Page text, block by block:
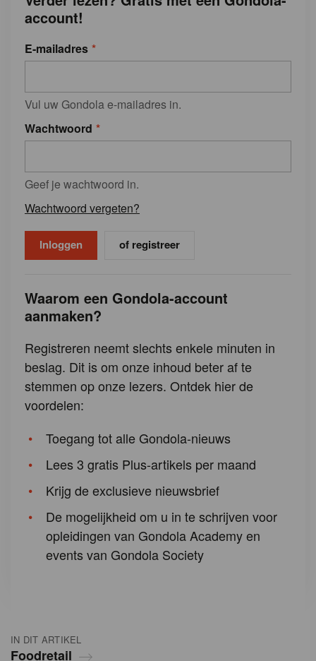
IN DIT ARTIKEL
Foodretail
account!
E-mailadres
Vul uw Gondola e-mailadres in.
Wachtwoord
Geef je wachtwoord in.
Wachtwoord vergeten?
of registreer
Waarom een Gondola-account
aanmaken?
Registreren neemt slechts enkele minuten in
beslag. Dit is om onze inhoud beter af te
stemmen op onze lezers. Ontdek hier de
voordelen:
Toegang tot alle Gondola-nieuws
Lees 3 gratis Plus-artikels per maand
Krijg de exclusieve nieuwsbrief
De mogelijkheid om u in te schrijven voor
opleidingen van Gondola Academy en
events van Gondola Society